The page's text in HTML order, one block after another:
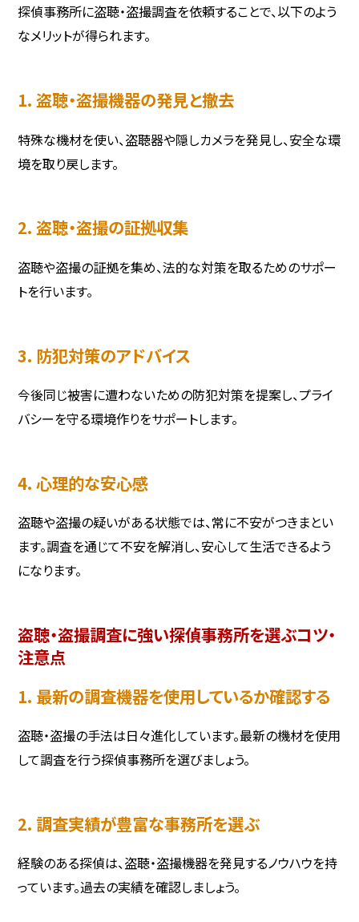
探偵事務所に盗聴・盗撮調査を依頼することで、以下のよう
なメリットが得られます。
1. 盗聴・盗撮機器の発見と撤去
特殊な機材を使い、盗聴器や隠しカメラを発見し、安全な環
境を取り戻します。
2. 盗聴・盗撮の証拠収集
盗聴や盗撮の証拠を集め、法的な対策を取るためのサポー
トを行います。
3. 防犯対策のアドバイス
今後同じ被害に遭わないための防犯対策を提案し、プライ
バシーを守る環境作りをサポートします。
4. 心理的な安心感
盗聴や盗撮の疑いがある状態では、常に不安がつきまとい
ます。調査を通じて不安を解消し、安心して生活できるよう
になります。
盗聴・盗撮調査に強い探偵事務所を選ぶコツ・
注意点
1. 最新の調査機器を使用しているか確認する
盗聴・盗撮の手法は日々進化しています。最新の機材を使用
して調査を行う探偵事務所を選びましょう。
2. 調査実績が豊富な事務所を選ぶ
経験のある探偵は、盗聴・盗撮機器を発見するノウハウを持
っています。過去の実績を確認しましょう。